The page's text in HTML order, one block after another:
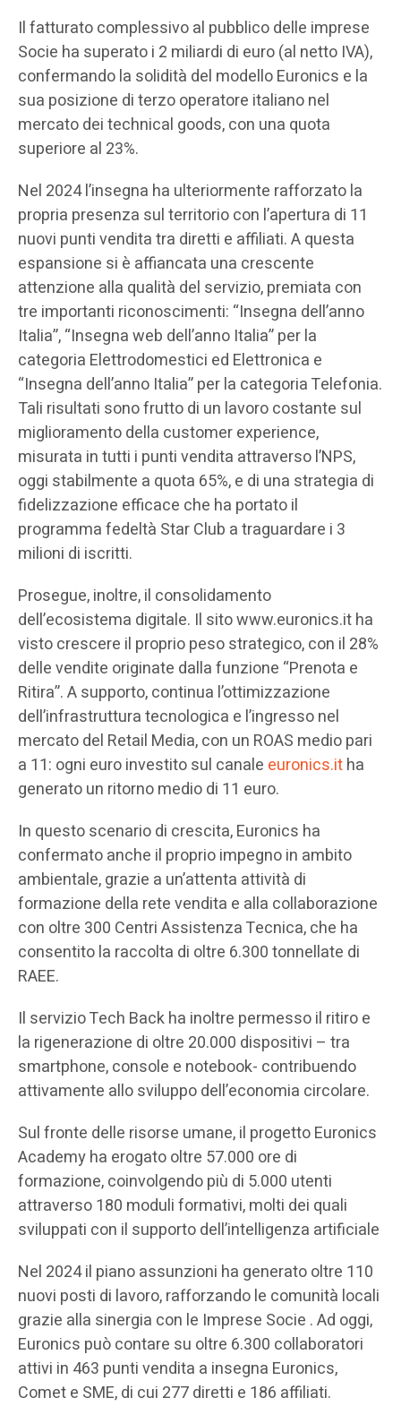
Il fatturato complessivo al pubblico delle imprese
Socie ha superato i 2 miliardi di euro (al netto IVA),
confermando la solidità del modello Euronics e la
sua posizione di terzo operatore italiano nel
mercato dei technical goods, con una quota
superiore al 23%.
Nel 2024 l’insegna ha ulteriormente rafforzato la
propria presenza sul territorio con l’apertura di 11
nuovi punti vendita tra diretti e affiliati. A questa
espansione si è affiancata una crescente
attenzione alla qualità del servizio, premiata con
tre importanti riconoscimenti: “Insegna dell’anno
Italia”, “Insegna web dell’anno Italia” per la
categoria Elettrodomestici ed Elettronica e
“Insegna dell’anno Italia” per la categoria Telefonia.
Tali risultati sono frutto di un lavoro costante sul
miglioramento della customer experience,
misurata in tutti i punti vendita attraverso l’NPS,
oggi stabilmente a quota 65%, e di una strategia di
fidelizzazione efficace che ha portato il
programma fedeltà Star Club a traguardare i 3
milioni di iscritti.
Prosegue, inoltre, il consolidamento
dell’ecosistema digitale. Il sito www.euronics.it ha
visto crescere il proprio peso strategico, con il 28%
delle vendite originate dalla funzione “Prenota e
Ritira”. A supporto, continua l’ottimizzazione
dell’infrastruttura tecnologica e l’ingresso nel
mercato del Retail Media, con un ROAS medio pari
a 11: ogni euro investito sul canale euronics.itha
generato un ritorno medio di 11 euro.
In questo scenario di crescita, Euronics ha
confermato anche il proprio impegno in ambito
ambientale, grazie a un’attenta attività di
formazione della rete vendita e alla collaborazione
con oltre 300 Centri Assistenza Tecnica, che ha
consentito la raccolta di oltre 6.300 tonnellate di
RAEE.
Il servizio Tech Back ha inoltre permesso il ritiro e
la rigenerazione di oltre 20.000 dispositivi – tra
smartphone, console e notebook- contribuendo
attivamente allo sviluppo dell’economia circolare.
Sul fronte delle risorse umane, il progetto Euronics
Academy ha erogato oltre 57.000 ore di
formazione, coinvolgendo più di 5.000 utenti
attraverso 180 moduli formativi, molti dei quali
sviluppati con il supporto dell’intelligenza artificiale
Nel 2024 il piano assunzioni ha generato oltre 110
nuovi posti di lavoro, rafforzando le comunità locali
grazie alla sinergia con le Imprese Socie . Ad oggi,
Euronics può contare su oltre 6.300 collaboratori
attivi in 463 punti vendita a insegna Euronics,
Comet e SME, di cui 277 diretti e 186 affiliati.